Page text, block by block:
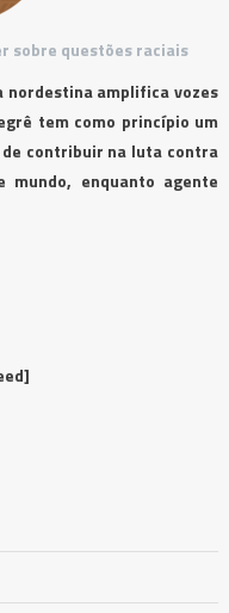
sobre questões raciais
amplifica vozes
tem como princípio um
contribuir na luta contra
mundo, enquanto agente